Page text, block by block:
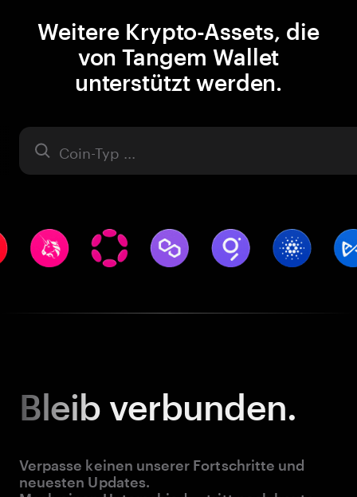
Weitere Krypto-Assets, die
von Tangem Wallet
unterstützt werden.
Asset
Bleib verbunden.
Verpasse keinen unserer Fortschritte und
neuesten Updates.